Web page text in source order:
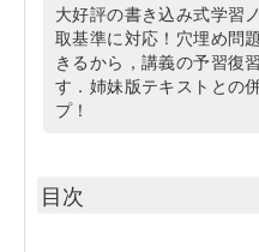
大好評の書き込み式学習
取基準に対応！穴埋め問
きるから，講義の予習復
す．姉妹版テキストとの
プ！
目次